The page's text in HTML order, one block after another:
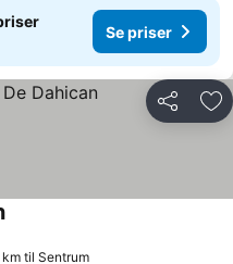
Se priser
Del
Se priser
til Sentrum